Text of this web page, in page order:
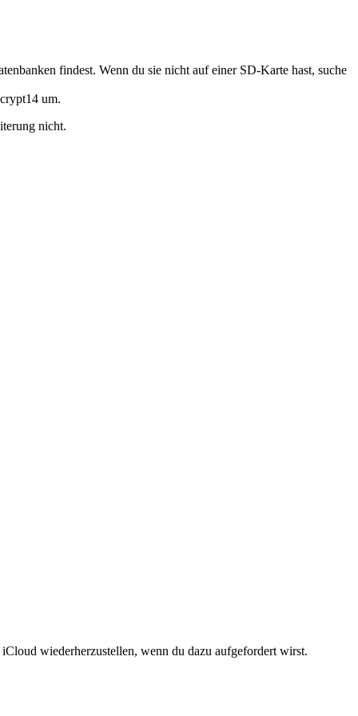
findest. Wenn du sie nicht auf einer SD-Karte hast, suche
um.
nicht.
wiederherzustellen, wenn du dazu aufgefordert wirst.